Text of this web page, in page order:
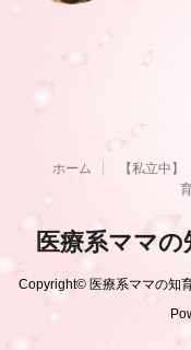
ホーム 【私立中】
医療系ママ
Copyright© 医療系ママの知